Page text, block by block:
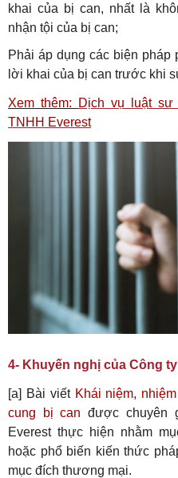
khai của bị can, nhất là
nhận tội của bị can;
Phải áp dụng các biện pháp
lời khai của bị can trước khi
Xem thêm:
Dịch vụ luật sư
TNHH Everest
4- Khuyến nghị của Công
[a] Bài viết Khái niệm,
cung bị can được chuyên
Everest thực hiện nhằm
hoặc phổ biến kiến thức
mục đích thương mại.